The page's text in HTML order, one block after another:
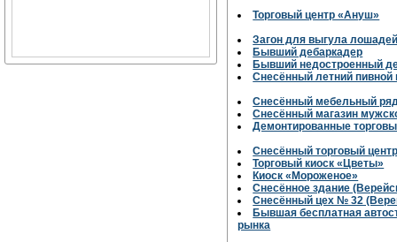
Торговый центр «Ануш»
Загон для выгула
Бывший дебаркадер
Бывший недостроенный
Снесённый летний пивной
Снесённый мебельный
Снесённый магазин
Демонтированные
Снесённый торговый
Торговый киоск «Цветы»
Киоск «Мороженое»
Снесённое здание
Снесённый цех № 32
Бывшая бесплатная
рынка